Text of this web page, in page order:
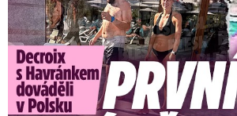
#KonvektivniSkupina⚡️Od
začíná naše území
fronta a výrazná brázda
Ta iniciuje vznik přeháněk
většinou s ohledem na